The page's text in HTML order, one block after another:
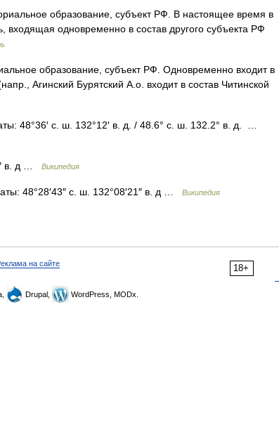
образование, субъект РФ. В настоящее время в
входящая одновременно в состав другого субъекта РФ
образование, субъект РФ. Одновременно входит в
Агинский Бурятский А.о. входит в состав Читинской
48°36′ с. ш. 132°12′ в. д. / 48.6° с. ш. 132.2° в. д. …
в. д … Википедия
48°28′43″ с. ш. 132°08′21″ в. д … Википедия
18+
на сайте
Drupal, WordPress, MODx.